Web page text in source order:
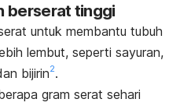
berserat tinggi
untuk membantu tubuh
lembut, seperti sayuran,
bijirin2.
gram serat sehari